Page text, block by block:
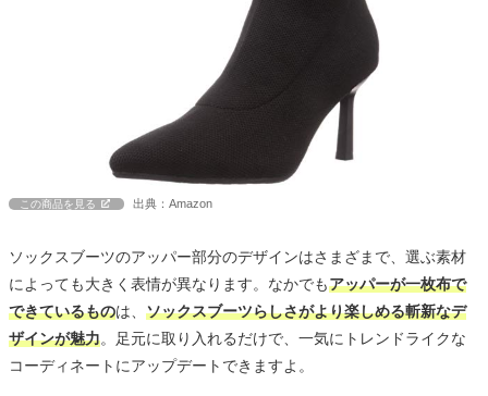
この商品を見る 出典：Amazon
ソックスブーツのアッパー部分のデザインはさまざまで、選ぶ素材
によっても大きく表情が異なります。なかでもアッパーが一枚布で
できているものは、 ソックスブーツらしさがより楽しめる斬新なデ
ザインが魅力。足元に取り入れるだけで、一気にトレンドライクな
コーディネートにアップデートできますよ。